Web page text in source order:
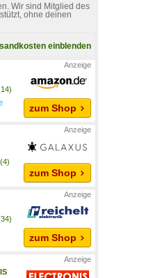
Wir sind Mitglied des
ohne deinen
einblenden
zum Shop
(4)
zum Shop
zum Shop